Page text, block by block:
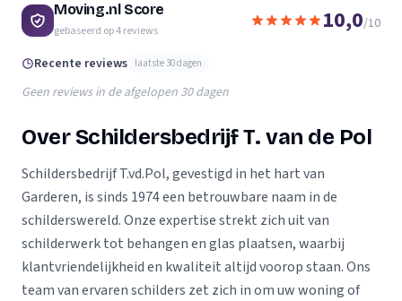
Moving.nl Score
gebaseerd op4reviews 10,0/10
Recente reviews laatste 30 dagen
Geen reviews in de afgelopen 30 dagen
Over Schildersbedrijf T. van de Pol
Schildersbedrijf T.vd.Pol, gevestigd in het hart van
Garderen, is sinds 1974 een betrouwbare naam in de
schilderswereld. Onze expertise strekt zich uit van
schilderwerk tot behangen en glas plaatsen, waarbij
klantvriendelijkheid en kwaliteit altijd voorop staan. Ons
team van ervaren schilders zet zich in om uw woning of